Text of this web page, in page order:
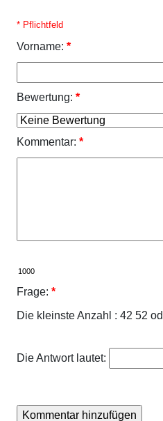
* Pflichtfeld
Vorname: *
Bewertung: *
Kommentar: *
Frage: *
Die kleinste Anzahl : 42 52
Die Antwort lautet: